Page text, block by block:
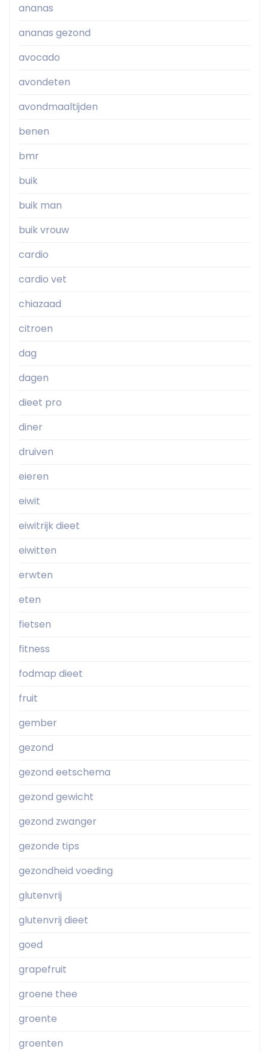
ananas
ananas gezond
avocado
avondeten
avondmaaltijden
benen
bmr
buik
buik man
buik vrouw
cardio
cardio vet
chiazaad
citroen
dag
dagen
dieet pro
diner
druiven
eieren
eiwit
eiwitrijk dieet
eiwitten
erwten
eten
fietsen
fitness
fodmap dieet
fruit
gember
gezond
gezond eetschema
gezond gewicht
gezond zwanger
gezonde tips
gezondheid voeding
glutenvrij
glutenvrij dieet
goed
grapefruit
groene thee
groente
groenten